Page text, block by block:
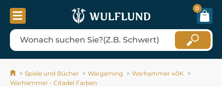
0
Spiele und Bücher Wargaming
Warhammer 40K
Warhammer - Citadel Farben